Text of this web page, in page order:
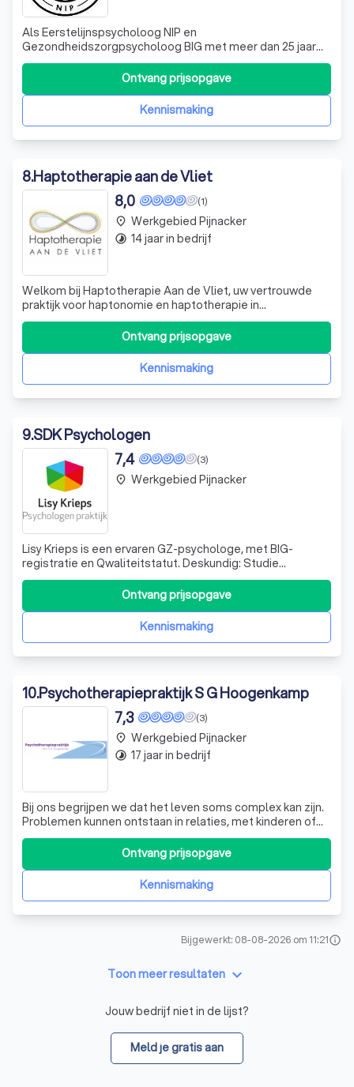
Als Eerstelijnspsycholoog NIP en
Gezondheidszorgpsycholoog BIG met meer dan 25 jaar
ervaring, bied ik professionele psychologische zorg aan in
Rotterdam en Den Haag. Mijn focus ligt op kortdurende
therapie voor mensen met mildere, niet-complexe
psychische klachten, zoals depressieve en angstklachten
Kennismaking
Ontvang prijsopgave
8.Haptotherapie aan de Vliet
(1)
8,0
Welkom bij Haptotherapie Aan de Vliet, uw vertrouwde
praktijk voor haptonomie en haptotherapie in
Leidschendam. Onder leiding van Judith de Coole, een
ervaren en toegewijde haptotherapeut, bieden we een
scala aan diensten aan, waaronder haptotherapie,
Kennismaking
Ontvang prijsopgave
place Werkgebied Pijnacker
timelapse 14 jaar in bedrijf
9.SDK Psychologen
(3)
7,4
Lisy Krieps is een ervaren GZ-psychologe, met BIG-
registratie en Qwaliteitstatut. Deskundig: Studie
orthopedagogiek in Zwitserland (UC de Fribourg, 1982)
gespecialiseerd in systeemtherapie (Institut d’Etudes
Systémiques, Paris, 1995) GZ-psychologe sinds 1999
opgeleid in mediation (2012) meertalig (
Kennismaking
Ontvang prijsopgave
place Werkgebied Pijnacker
10.Psychotherapiepraktijk S G Hoogenkamp
(3)
7,3
Bij ons begrijpen we dat het leven soms complex kan zijn.
Problemen kunnen ontstaan in relaties, met kinderen of
op het werk. Soms kunnen gezondheidsproblemen of
ervaringen uit het verleden leiden tot psychische
klachten. Hoewel u deze problemen vaak zelf of met hulp
van dierbaren kunt overwinnen, i
Kennismaking
Ontvang prijsopgave
place Werkgebied Pijnacker
timelapse 17 jaar in bedrijf
Bijgewerkt: 08-08-2026 om 11:21info
Toon meer resultaten keyboard_arrow_down
Jouw bedrijf niet in de lijst?
Meld je gratis aan